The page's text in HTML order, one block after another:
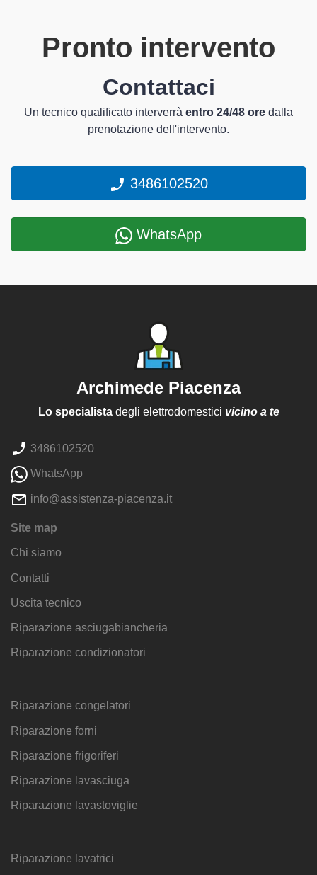
Pronto intervento
Contattaci
Un tecnico qualificato interverrà entro 24/48 ore dalla
prenotazione dell'intervento.
3486102520
WhatsApp
Archimede Piacenza
Lo specialistadegli elettrodomestici vicino a te
3486102520
WhatsApp
info@assistenza-piacenza.it
Site map
Chi siamo
Contatti
Uscita tecnico
Riparazione asciugabiancheria
Riparazione condizionatori
Riparazione congelatori
Riparazione forni
Riparazione frigoriferi
Riparazione lavasciuga
Riparazione lavastoviglie
Riparazione lavatrici